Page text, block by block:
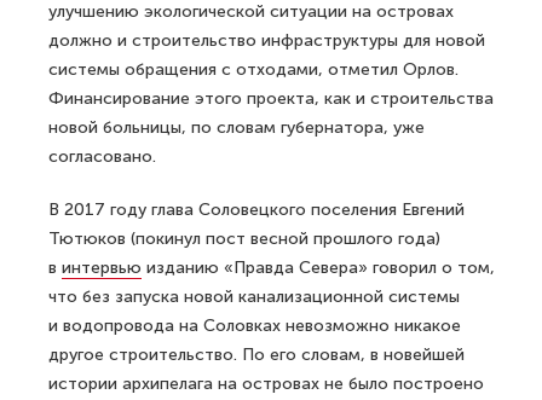
улучшению экологической ситуации на островах
должно и строительство инфраструктуры для новой
системы обращения с отходами, отметил Орлов.
Финансирование этого проекта, как и строительства
новой больницы, по словам губернатора, уже
согласовано.
В 2017 году глава Соловецкого поселения Евгений
Тютюков (покинул пост весной прошлого года)
в интервью изданию «Правда Севера» говорил о том,
что без запуска новой канализационной системы
и водопровода на Соловках невозможно никакое
другое строительство. По его словам, в новейшей
истории архипелага на островах не было построено